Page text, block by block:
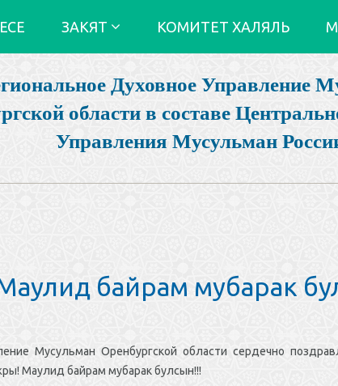
ЗАКЯТ КОМИТЕТ ХАЛЯЛЬ
Духовное Управление
области в составе
Управления Мусульман
байрам мубарак
Мусульман Оренбургской области сердечно
Маулид байрам мубарак булсын!!!